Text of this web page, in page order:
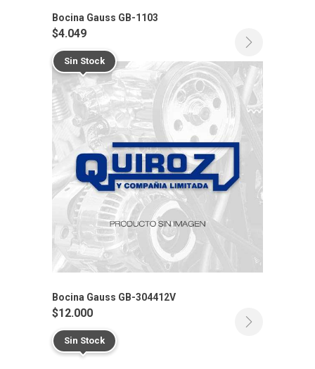
Bocina Gauss GB-1103
$4.049
Sin Stock
Bocina Gauss GB-304412V
$12.000
Sin Stock